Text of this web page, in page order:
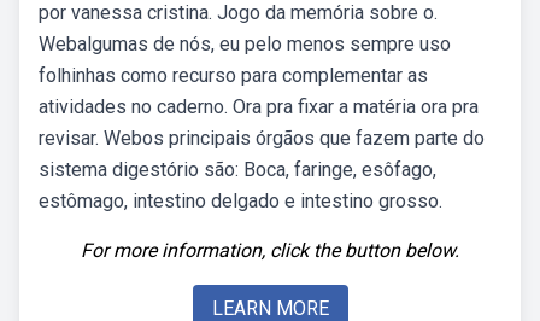
por vanessa cristina. Jogo da memória sobre o.
Webalgumas de nós, eu pelo menos sempre uso
folhinhas como recurso para complementar as
atividades no caderno. Ora pra fixar a matéria ora pra
revisar. Webos principais órgãos que fazem parte do
sistema digestório são: Boca, faringe, esôfago,
estômago, intestino delgado e intestino grosso.
For more information, click the button below.
LEARN MORE